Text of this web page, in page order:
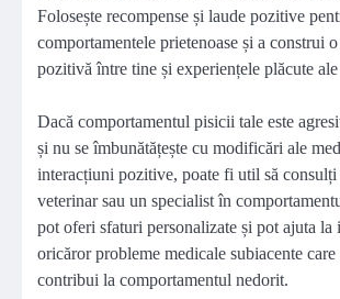
Folosește recompense și laude pozitive
comportamentele prietenoase și a construi
pozitivă între tine și experiențele plăcute
Dacă comportamentul pisicii tale este
și nu se îmbunătățește cu modificări ale
interacțiuni pozitive, poate fi util să
veterinar sau un specialist în
pot oferi sfaturi personalizate și pot ajuta la
oricăror probleme medicale subiacente care
contribui la comportamentul nedorit.